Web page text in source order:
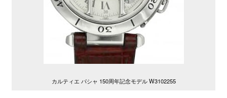
カルティエ パシャ 150周年記念モデル W3102255